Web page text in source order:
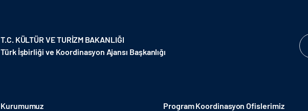
T.C. KÜLTÜR VE TURİZM BAKANLIĞI
Türk İşbirliği ve Koordinasyon Ajansı Başkanlığı
Kurumumuz Program Koordinasyon Ofislerimiz